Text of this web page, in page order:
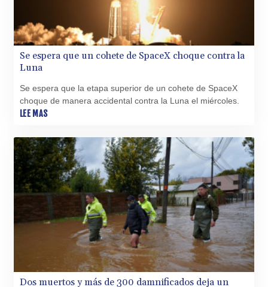
ALL 93.218842
AMD 422.094755
AOA 1060.176801
ARS 1733.04774
AUD 1.638747
AZN 1.97002
BAM 1.955776
BHD 0.434695
BIF 3451.157116
BMD 1.156136
BND 1.477082
BOB 13.69983
BRL 5.876989
BSD 1.152686
BTN 109.688637
BWP 15.558807
BYN 3.432357
BYR 22660.258427
BZD 2.318271
Se espera que un cohete de SpaceX choque contra la
Luna
Se espera que la etapa superior de un cohete de SpaceX
choque de manera accidental contra la Luna el miércoles.
LEE MAS
Dos muertos y más de 300 damnificados deja un